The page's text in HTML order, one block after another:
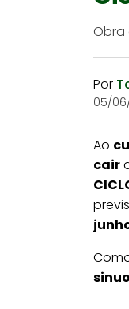
Obra
Por
05/
Ao
cair